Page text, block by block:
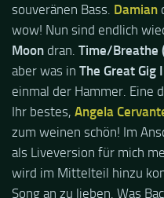
souveränen Bass. Damian
wow! Nun sind endlich
Moon dran. Time/Breathe
aber was in The Great Gig
einmal der Hammer. Eine
Ihr bestes, Angela
zum weinen schön! Im
als Liveversion für mich
wird im Mittelteil hinzu
Song an zu lieben. Was